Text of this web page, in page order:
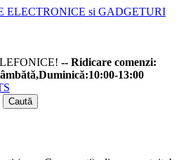
-- Ridicare comenzi:
13:00
Caută